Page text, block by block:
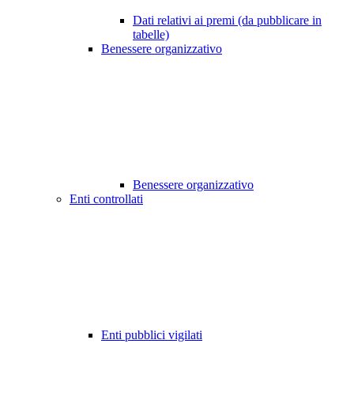
Dati relativi ai premi (da pubblicare in
tabelle)
Benessere organizzativo
Benessere organizzativo
Enti controllati
Enti pubblici vigilati